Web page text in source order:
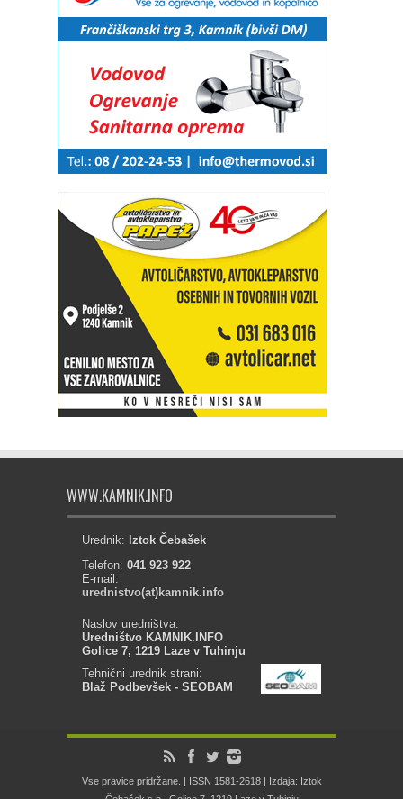
WWW.KAMNIK.INFO
Urednik: Iztok Čebašek
Telefon: 041 923 922
E-mail:
urednistvo(at)kamnik.info
Naslov uredništva:
Uredništvo KAMNIK.INFO
Golice 7, 1219 Laze v Tuhinju
Tehnični urednik strani:
Blaž Podbevšek - SEOBAM
Vse pravice pridržane. | ISSN 1581-2618 | Izdaja: Iztok